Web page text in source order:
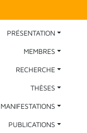
Navigation
PRÉSENTATION
MEMBRES
RECHERCHE
THÈSES
MANIFESTATIONS
PUBLICATIONS